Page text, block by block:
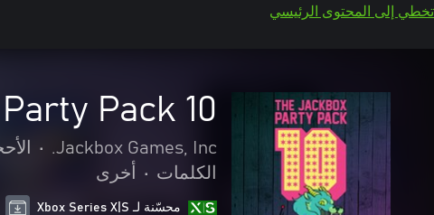
تخطي إلى المحتوى الرئيسي
Pack 10
Jackbox Games, Inc.
•
الكلمات • أخرى
محسّنة لـ Xbox Series X|S